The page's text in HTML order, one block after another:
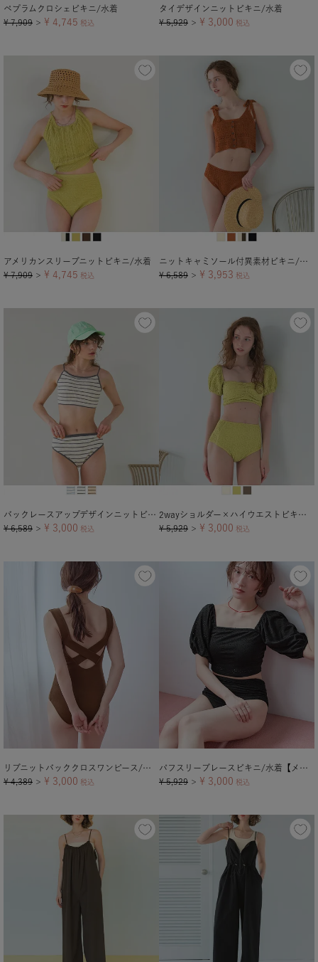
ペプラムクロシェビキニ/水着
¥ 7,909 ＞ ¥ 4,745 税込
タイデザインニットビキニ/水着
¥ 5,929 ＞ ¥ 3,000 税込
アメリカンスリーブニットビキニ/水着
¥ 7,909 ＞ ¥ 4,745 税込
ニットキャミソール付異素材ビキニ/セット水着
¥ 6,589 ＞ ¥ 3,953 税込
バックレースアップデザインニットビキニ/水着
¥ 6,589 ＞ ¥ 3,000 税込
2wayショルダー×ハイウエストビキニ/水着
¥ 5,929 ＞ ¥ 3,000 税込
リブニットバッククロスワンピース/水着
¥ 4,389 ＞ ¥ 3,000 税込
パフスリーブレースビキニ/水着【メール便可／100】
¥ 5,929 ＞ ¥ 3,000 税込